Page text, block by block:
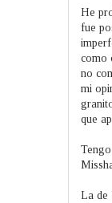
He
fue
como
no
mi
que
La de